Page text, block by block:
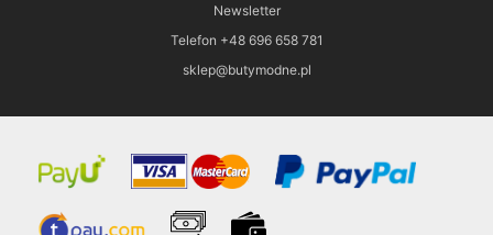
Newsletter
Telefon +48 696 658 781
sklep@butymodne.pl